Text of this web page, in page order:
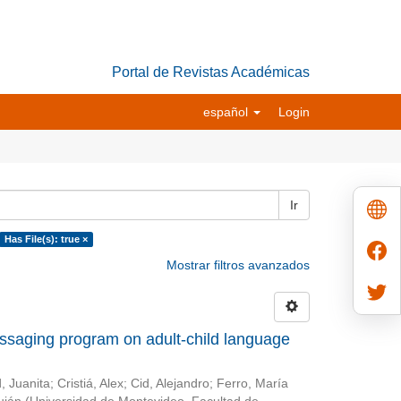
Portal de Revistas Académicas
español Login
Ir
Has File(s): true ×
Mostrar filtros avanzados
program on adult-child language
Juanita; Cristiá, Alex; Cid, Alejandro; Ferro, María